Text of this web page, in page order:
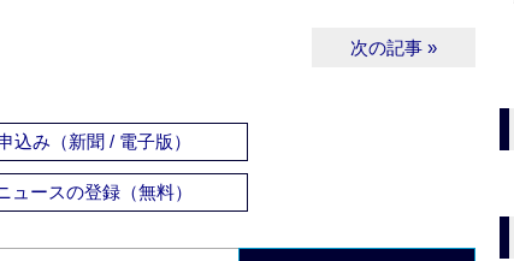
次の記事 »
込み（新聞 / 電子版）
ュースの登録（無料）